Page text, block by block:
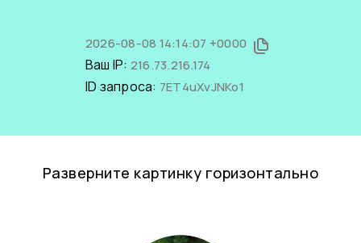
2026-08-08 14:14:07 +0000
Ваш IP: 216.73.216.174
ID запроса: 7ET4uXvJNKo1
Разверните картинку горизонтально